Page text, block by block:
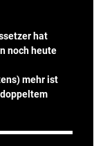
hat
noch heute
mehr ist